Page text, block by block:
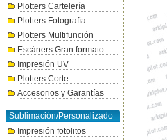
Plotters Cartelería
Plotters Fotografía
Plotters Multifunción
Escáners Gran formato
Impresión UV
Plotters Corte
Accesorios y Garantías
Sublimación/Personalizado
Impresión fotolitos